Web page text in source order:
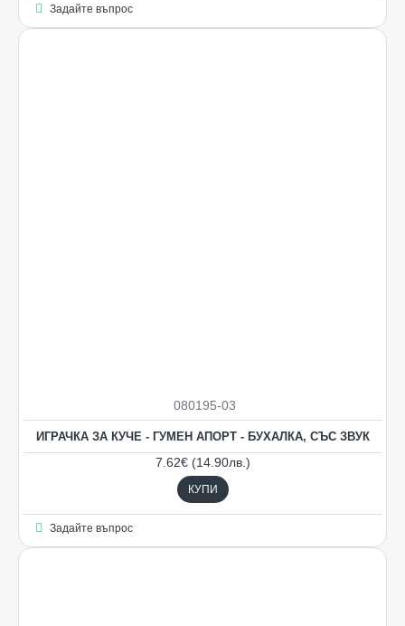
Задайте въпрос
080195-03
ИГРАЧКА ЗА КУЧЕ - ГУМЕН АПОРТ - БУХАЛКА, СЪС ЗВУК
7.62€ (14.90лв.)
КУПИ
Задайте въпрос